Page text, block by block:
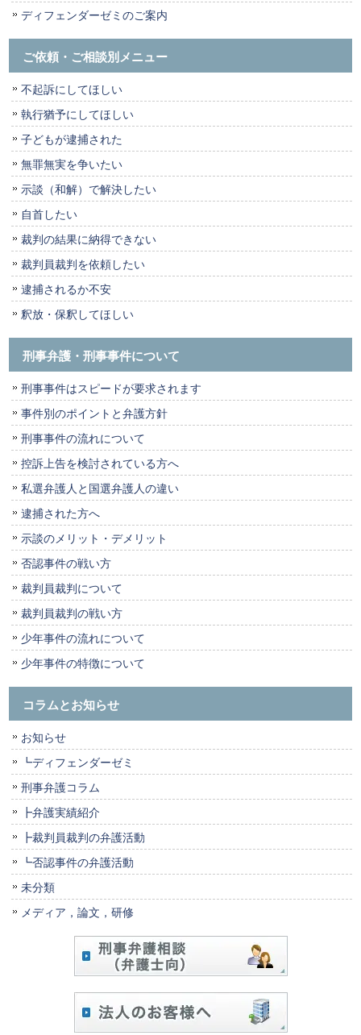
ディフェンダーゼミのご案内
ご依頼・ご相談別メニュー
不起訴にしてほしい
執行猶予にしてほしい
子どもが逮捕された
無罪無実を争いたい
示談（和解）で解決したい
自首したい
裁判の結果に納得できない
裁判員裁判を依頼したい
逮捕されるか不安
釈放・保釈してほしい
刑事弁護・刑事事件について
刑事事件はスピードが要求されます
事件別のポイントと弁護方針
刑事事件の流れについて
控訴上告を検討されている方へ
私選弁護人と国選弁護人の違い
逮捕された方へ
示談のメリット・デメリット
否認事件の戦い方
裁判員裁判について
裁判員裁判の戦い方
少年事件の流れについて
少年事件の特徴について
コラムとお知らせ
お知らせ
┗ディフェンダーゼミ
刑事弁護コラム
┣弁護実績紹介
┣裁判員裁判の弁護活動
┗否認事件の弁護活動
未分類
メディア，論文，研修